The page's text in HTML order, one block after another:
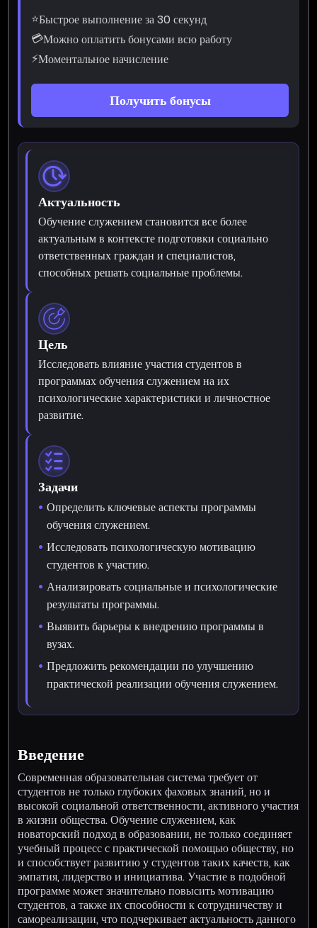
⭐Быстрое выполнение за 30 секунд
💳Можно оплатить бонусами всю работу
⚡Моментальное начисление
Получить бонусы
Актуальность
Обучение служением становится все более
актуальным в контексте подготовки социально
ответственных граждан и специалистов,
способных решать социальные проблемы.
Цель
Исследовать влияние участия студентов в
программах обучения служением на их
психологические характеристики и личностное
развитие.
Задачи
Определить ключевые аспекты программы
обучения служением.
Исследовать психологическую мотивацию
студентов к участию.
Анализировать социальные и психологические
результаты программы.
Выявить барьеры к внедрению программы в
вузах.
Предложить рекомендации по улучшению
практической реализации обучения служением.
Введение
Современная образовательная система требует от
студентов не только глубоких фаховых знаний, но и
высокой социальной ответственности, активного участия
в жизни общества. Обучение служением, как
новаторский подход в образовании, не только соединяет
учебный процесс с практической помощью обществу, но
и способствует развитию у студентов таких качеств, как
эмпатия, лидерство и инициатива. Участие в подобной
программе может значительно повысить мотивацию
студентов, а также их способности к сотрудничеству и
самореализации, что подчеркивает актуальность данного